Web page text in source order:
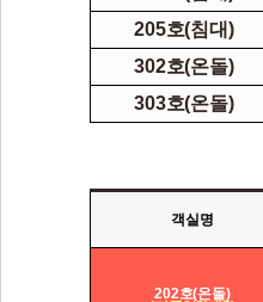
205호(침대)
302호(온돌)
303호(온돌)